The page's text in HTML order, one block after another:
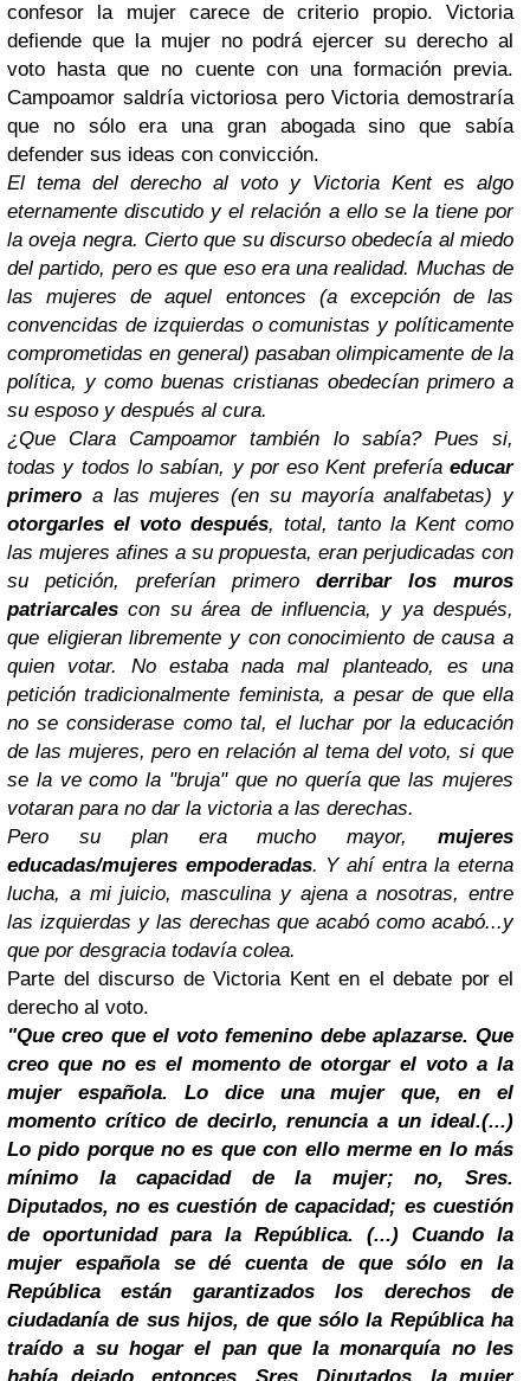
confesor la mujer carece de criterio propio. Victoria
defiende que la mujer no podrá ejercer su derecho al
voto hasta que no cuente con una formación previa.
Campoamor saldría victoriosa pero Victoria demostraría
que no sólo era una gran abogada sino que sabía
defender sus ideas con convicción.
El tema del derecho al voto y Victoria Kent es algo
eternamente discutido y el relación a ello se la tiene por
la oveja negra. Cierto que su discurso obedecía al miedo
del partido, pero es que eso era una realidad. Muchas de
las mujeres de aquel entonces (a excepción de las
convencidas de izquierdas o comunistas y políticamente
comprometidas en general) pasaban olimpicamente de la
política, y como buenas cristianas obedecían primero a
su esposo y después al cura.
¿Que Clara Campoamor también lo sabía? Pues si,
todas y todos lo sabían, y por eso Kent prefería educar
primero a las mujeres (en su mayoría analfabetas) y
otorgarles el voto después, total, tanto la Kent como
las mujeres afines a su propuesta, eran perjudicadas con
su petición, preferían primero derribar los muros
patriarcales con su área de influencia, y ya después,
que eligieran libremente y con conocimiento de causa a
quien votar. No estaba nada mal planteado, es una
petición tradicionalmente feminista, a pesar de que ella
no se considerase como tal, el luchar por la educación
de las mujeres, pero en relación al tema del voto, si que
se la ve como la "bruja" que no quería que las mujeres
votaran para no dar la victoria a las derechas.
Pero su plan era mucho mayor,
mujeres
educadas/mujeres empoderadas. Y ahí entra la eterna
lucha, a mi juicio, masculina y ajena a nosotras, entre
las izquierdas y las derechas que acabó como acabó...y
que por desgracia todavía colea.
Parte del discurso de Victoria Kent en el debate por el
derecho al voto.
"Que creo que el voto femenino debe aplazarse. Que
creo que no es el momento de otorgar el voto a la
mujer española. Lo dice una mujer que, en el
momento crítico de decirlo, renuncia a un ideal.(...)
Lo pido porque no es que con ello merme en lo más
mínimo la capacidad de la mujer; no, Sres.
Diputados, no es cuestión de capacidad; es cuestión
de oportunidad para la República. (...) Cuando la
mujer española se dé cuenta de que sólo en la
República están garantizados los derechos de
ciudadanía de sus hijos, de que sólo la República ha
traído a su hogar el pan que la monarquía no les